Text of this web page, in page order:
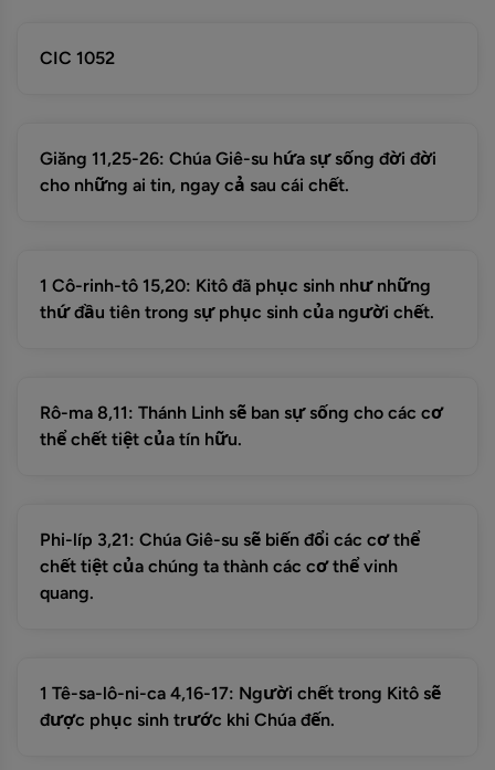
CIC 1052
Giăng 11,25-26: Chúa Giê-su hứa sự sống đời đời
cho những ai tin, ngay cả sau cái chết.
1 Cô-rinh-tô 15,20: Kitô đã phục sinh như những
thứ đầu tiên trong sự phục sinh của người chết.
Rô-ma 8,11: Thánh Linh sẽ ban sự sống cho các cơ
thể chết tiệt của tín hữu.
Phi-líp 3,21: Chúa Giê-su sẽ biến đổi các cơ thể
chết tiệt của chúng ta thành các cơ thể vinh
quang.
1 Tê-sa-lô-ni-ca 4,16-17: Người chết trong Kitô sẽ
được phục sinh trước khi Chúa đến.